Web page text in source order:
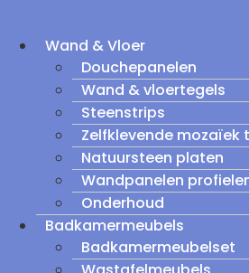
Wand & Vloer
Douchepanelen
Wand & vloertegels
Steenstrips
Zelfklevende mozaïek
Natuursteen platen
Wandpanelen
Onderhoud
Badkamermeubels
Badkamermeubelset